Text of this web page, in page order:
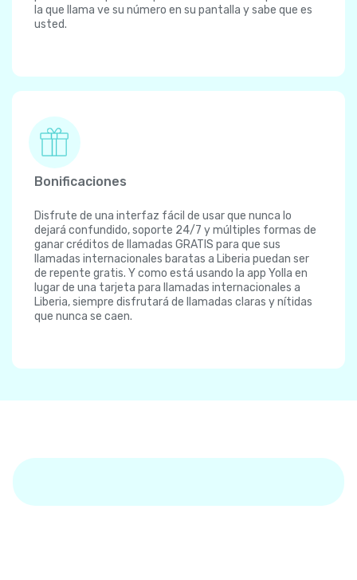
la que llama ve su número en su pantalla y sabe que es
usted.
Bonificaciones
Disfrute de una interfaz fácil de usar que nunca lo
dejará confundido, soporte 24/7 y múltiples formas de
ganar créditos de llamadas GRATIS para que sus
llamadas internacionales baratas a Liberia puedan ser
de repente gratis. Y como está usando la app Yolla en
lugar de una tarjeta para llamadas internacionales a
Liberia, siempre disfrutará de llamadas claras y nítidas
que nunca se caen.